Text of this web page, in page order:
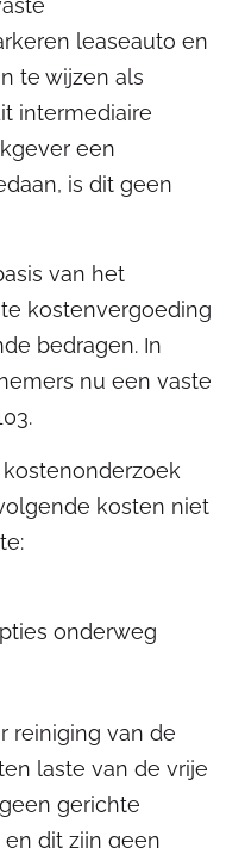
leaseauto en
te wijzen als
intermediaire
een
is dit geen
van het
kostenvergoeding
bedragen. In
nu een vaste
kosten niet
onderweg
reiniging van de
laste van de vrije
gerichte
dit zijn geen